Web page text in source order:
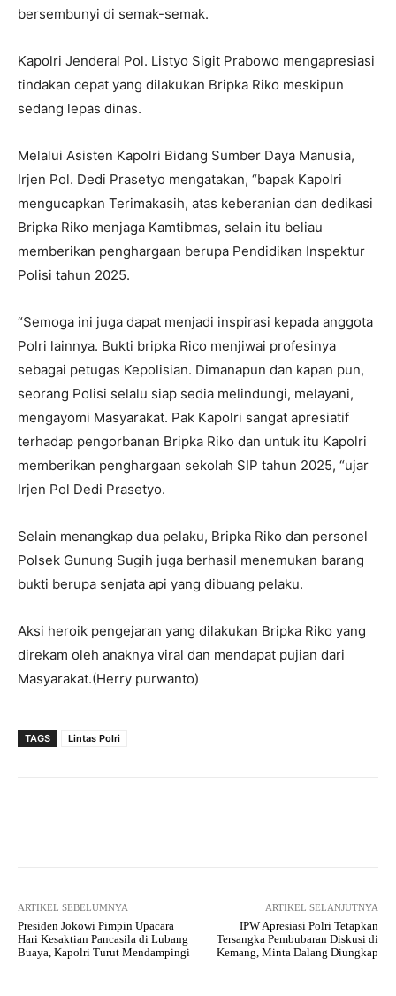
bersembunyi di semak-semak.
Kapolri Jenderal Pol. Listyo Sigit Prabowo mengapresiasi
tindakan cepat yang dilakukan Bripka Riko meskipun
sedang lepas dinas.
Melalui Asisten Kapolri Bidang Sumber Daya Manusia,
Irjen Pol. Dedi Prasetyo mengatakan, “bapak Kapolri
mengucapkan Terimakasih, atas keberanian dan dedikasi
Bripka Riko menjaga Kamtibmas, selain itu beliau
memberikan penghargaan berupa Pendidikan Inspektur
Polisi tahun 2025.
“Semoga ini juga dapat menjadi inspirasi kepada anggota
Polri lainnya. Bukti bripka Rico menjiwai profesinya
sebagai petugas Kepolisian. Dimanapun dan kapan pun,
seorang Polisi selalu siap sedia melindungi, melayani,
mengayomi Masyarakat. Pak Kapolri sangat apresiatif
terhadap pengorbanan Bripka Riko dan untuk itu Kapolri
memberikan penghargaan sekolah SIP tahun 2025, “ujar
Irjen Pol Dedi Prasetyo.
Selain menangkap dua pelaku, Bripka Riko dan personel
Polsek Gunung Sugih juga berhasil menemukan barang
bukti berupa senjata api yang dibuang pelaku.
Aksi heroik pengejaran yang dilakukan Bripka Riko yang
direkam oleh anaknya viral dan mendapat pujian dari
Masyarakat.(Herry purwanto)
TAGS Lintas Polri
ARTIKEL SEBELUMNYA
Presiden Jokowi Pimpin Upacara
Hari Kesaktian Pancasila di Lubang
Buaya, Kapolri Turut Mendampingi
ARTIKEL SELANJUTNYA
IPW Apresiasi Polri Tetapkan
Tersangka Pembubaran Diskusi di
Kemang, Minta Dalang Diungkap